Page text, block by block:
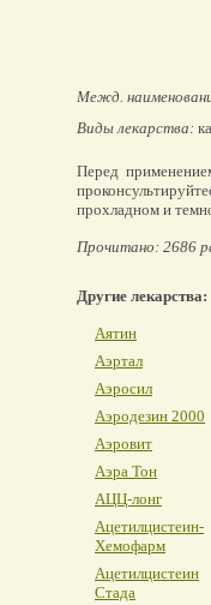
Межд.
Виды лекарства:
Перед
прохладном и
Прочитано: 2686
Другие лекарства:
Аятин
Аэртал
Аэросил
Аэродезин 2000
Аэровит
Аэра Тон
АЦЦ-лонг
Ацетилцистеин-
Хемофарм
Ацетилцистеин
Стада